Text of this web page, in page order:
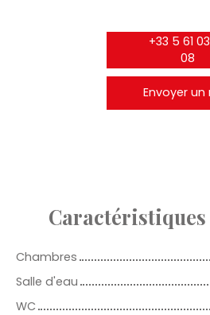
+33 5 61
08
Envoyer un
Caractéristiques
Chambres
Salle d'eau
WC